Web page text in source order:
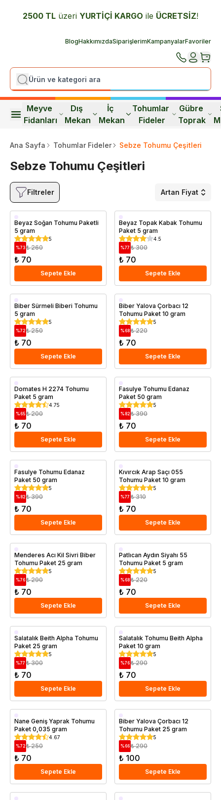
2500 TL üzeri YURTİÇİ KARGO ile ÜCRETSİZ!
BlogHakkımızdaSiparişlerimKampanyalarFavoriler
Meyve
Fidanları
Dış
Mekan
İç
Mekan
Tohumlar
Fideler
Gübre
Toprak
Ana Sayfa Tohumlar Fideler Sebze Tohumu Çeşitleri
Sebze Tohumu Çeşitleri
Filtreler Artan Fiyat
Beyaz Soğan Tohumu Paketli
5 gram
5
%73 ₺ 260
₺ 70
Sepete Ekle
Beyaz Topak Kabak Tohumu
Paket 5 gram
4.5
%77 ₺ 300
₺ 70
Sepete Ekle
Biber Sürmeli Biberi Tohumu
5 gram
5
%72 ₺ 250
₺ 70
Sepete Ekle
Biber Yalova Çorbacı 12
Tohumu Paket 10 gram
5
% 68 ₺ 220
₺ 70
Sepete Ekle
Domates H 2274 Tohumu
Paket 5 gram
4.75
% 65 ₺ 200
₺ 70
Sepete Ekle
Fasulye Tohumu Edanaz
Paket 50 gram
5
% 82 ₺ 390
₺ 70
Sepete Ekle
Fasulye Tohumu Edanaz
Paket 50 gram
5
% 82 ₺ 390
₺ 70
Sepete Ekle
Kıvırcık Arap Saçı 055
Tohumu Paket 10 gram
5
%77 ₺ 310
₺ 70
Sepete Ekle
Menderes Acı Kil Sivri Biber
Tohumu Paket 25 gram
5
%76 ₺ 290
₺ 70
Sepete Ekle
Patlıcan Aydın Siyahı 55
Tohumu Paket 5 gram
5
% 68 ₺ 220
₺ 70
Sepete Ekle
Salatalık Beith Alpha Tohumu
Paket 25 gram
5
%77 ₺ 300
₺ 70
Sepete Ekle
Salatalık Tohumu Beith Alpha
Paket 10 gram
5
%76 ₺ 290
₺ 70
Sepete Ekle
Nane Geniş Yaprak Tohumu
Paket 0,035 gram
4.67
%72 ₺ 250
₺ 70
Sepete Ekle
Biber Yalova Çorbacı 12
Tohumu Paket 25 gram
5
% 66 ₺ 290
₺ 100
Sepete Ekle